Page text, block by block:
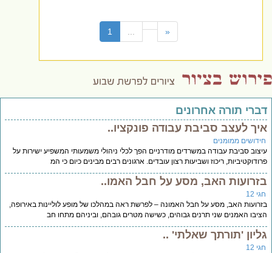
1 «
דברי תורה אחרונים
איך לעצב סביבת עבודה פונקציו..
חידושים ממומנים
עיצוב סביבת עבודה במשרדים מודרניים הפך לכלי ניהולי משמעותי המשפיע ישירות על
פרודוקטיביות, ריכוז ושביעות רצון עובדים. ארגונים רבים מבינים כיום כי המ
בזרועות האב, מסע על חבל האמו..
חגי 12
בזרועות האב, מסע על חבל האמונה – לפרשת ראה במהלכו של מופע לוליינות באירופה,
הציבו האמנים שני תרנים גבוהים, כשישה מטרים גובהם, וביניהם מתחו חב
גליון 'תורתך שאלתי' ..
חגי 12